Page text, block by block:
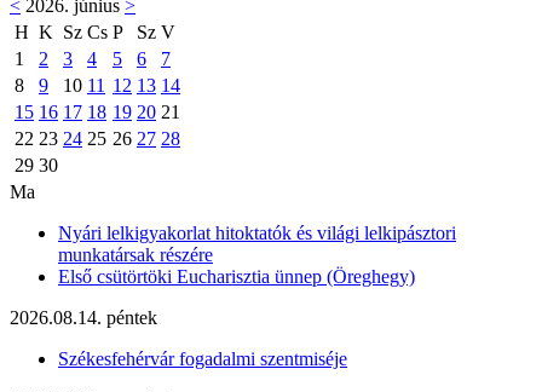
< 2026. június >
H K Sz Cs P Sz V
1
2 3 4 5 6
7
8
9 10 11 12 13 14
15 16 17 18 19 20 21
22 23 24 25 26 27 28
29 30
Ma
Nyári lelkigyakorlat hitoktatók és világi lelkipásztori
munkatársak részére
Első csütörtöki Eucharisztia ünnep (Öreghegy)
2026.08.14. péntek
Székesfehérvár fogadalmi szentmiséje